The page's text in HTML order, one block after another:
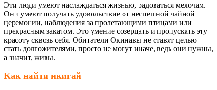
Эти люди умеют наслаждаться жизнью, радоваться мелочам.
Они умеют получать удовольствие от неспешной чайной
церемонии, наблюдения за пролетающими птицами или
прекрасным закатом. Это умение созерцать и пропускать эту
красоту сквозь себя. Обитатели Окинавы не ставят целью
стать долгожителями, просто не могут иначе, ведь они нужны,
а значит, живы.
Как найти икигай